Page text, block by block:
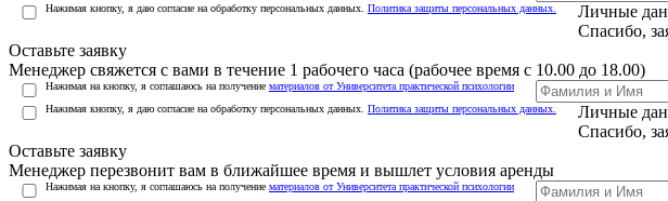
Нажимая кнопку, я даю согласие на обработку персональных данных. Политика защиты персональных данных. Личные
Спасибо,
Оставьте заявку
Менеджер свяжется с вами в течение 1 рабочего часа (рабочее время с 10.00 до 18.00)
Нажимая на кнопку, я соглашаюсь на получение материалов от Университета практической психологии
Нажимая кнопку, я даю согласие на обработку персональных данных. Политика защиты персональных данных. Личные
Спасибо,
Оставьте заявку
Менеджер перезвонит вам в ближайшее время и вышлет условия аренды
Нажимая на кнопку, я соглашаюсь на получение материалов от Университета практической психологии